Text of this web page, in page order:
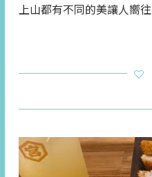
上山都有不同的美讓人嚮往